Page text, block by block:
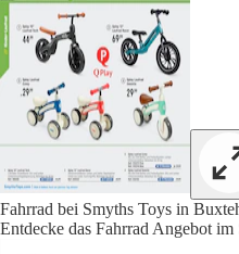
Fahrrad bei Smyths Toys in
Entdecke das Fahrrad Angebot